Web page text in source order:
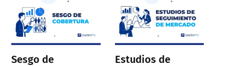
Sesgo de
Estudios de